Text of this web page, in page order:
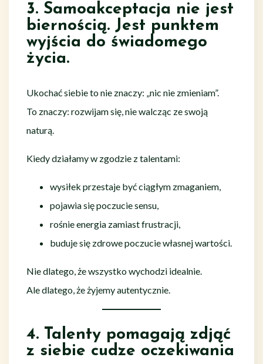
3. Samoakceptacja nie jest
biernością. Jest punktem
wyjścia do świadomego
życia.
Ukochać siebie to nie znaczy: „nic nie zmieniam”.
To znaczy: rozwijam się, nie walcząc ze swoją
naturą.
Kiedy działamy w zgodzie z talentami:
wysiłek przestaje być ciągłym zmaganiem,
pojawia się poczucie sensu,
rośnie energia zamiast frustracji,
buduje się zdrowe poczucie własnej wartości.
Nie dlatego, że wszystko wychodzi idealnie.
Ale dlatego, że żyjemy autentycznie.
4. Talenty pomagają zdjąć
z siebie cudze oczekiwania